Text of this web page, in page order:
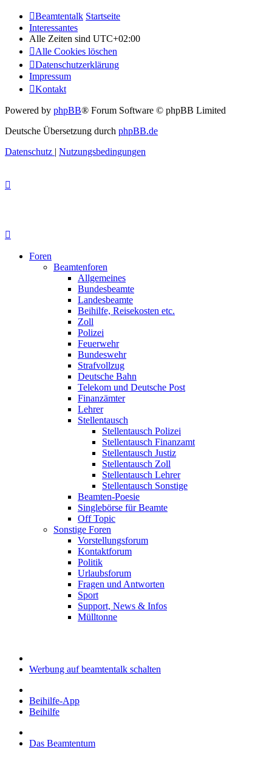
Beamtentalk Startseite
Interessantes
Alle Zeiten sind UTC+02:00
Alle Cookies löschen
Datenschutzerklärung
Impressum
Kontakt
Powered by phpBB® Forum Software © phpBB Limited
Deutsche Übersetzung durch phpBB.de
Datenschutz | Nutzungsbedingungen
Foren
Beamtenforen
Allgemeines
Bundesbeamte
Landesbeamte
Beihilfe, Reisekosten etc.
Zoll
Polizei
Feuerwehr
Bundeswehr
Strafvollzug
Deutsche Bahn
Telekom und Deutsche Post
Finanzämter
Lehrer
Stellentausch
Stellentausch Polizei
Stellentausch Finanzamt
Stellentausch Justiz
Stellentausch Zoll
Stellentausch Lehrer
Stellentausch Sonstige
Beamten-Poesie
Singlebörse für Beamte
Off Topic
Sonstige Foren
Vorstellungsforum
Kontaktforum
Politik
Urlaubsforum
Fragen und Antworten
Sport
Support, News & Infos
Mülltonne
Werbung auf beamtentalk schalten
Beihilfe-App
Beihilfe
Das Beamtentum